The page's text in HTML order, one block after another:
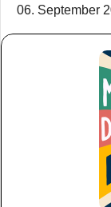
06. September